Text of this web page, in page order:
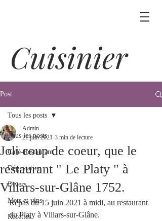
Cuisinier
Post
Tous les posts
Café-Restaurant
Dégustation
Divers
Mets et vins
Recettes
Tous les posts
Joli coup de coeur, que le
restaurant " Le Platy " à
Villars-sur-Glâne 1752.
Admin
21 juin 2021 3 min de lecture
Repas du 15 juin 2021 à midi, au restaurant
du Platy à Villars-sur-Glâne.